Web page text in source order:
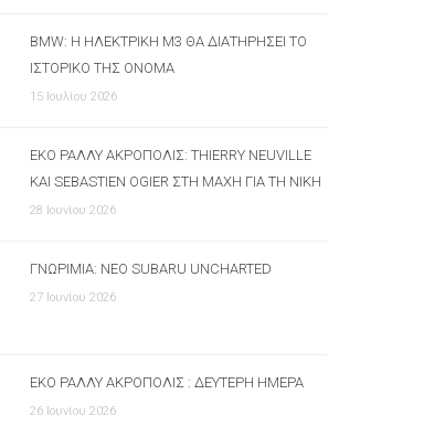
BMW: Η ΗΛΕΚΤΡΙΚΉ M3 ΘΑ ΔΙΑΤΗΡΉΣΕΙ ΤΟ
ΙΣΤΟΡΙΚΌ ΤΗΣ ΌΝΟΜΑ
15 Ιουλίου 2026
ΕΚΟ ΡΆΛΛΥ ΑΚΡΌΠΟΛΙΣ: THIERRY NEUVILLE
ΚΑΙ SEBASTIEN OGIER ΣΤΗ ΜΆΧΗ ΓΙΑ ΤΗ ΝΊΚΗ
28 Ιουνίου 2026
ΓΝΩΡΙΜΊΑ: ΝΈΟ SUBARU UNCHARTED
27 Ιουνίου 2026
ΕΚΟ ΡΆΛΛΥ ΑΚΡΌΠΟΛΙΣ : ΔΕΎΤΕΡΗ ΗΜΈΡΑ
26 Ιουνίου 2026